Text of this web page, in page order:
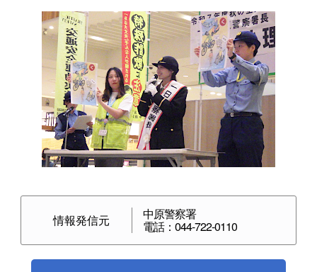
情報発信元 中原警察署
電話：044-722-0110